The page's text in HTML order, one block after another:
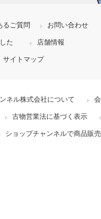
るご質問 お問い合わせ
た 店舗情報
サイトマップ
ネル株式会社について
古物営業法に基づく表示
ショップチャンネルで商品販